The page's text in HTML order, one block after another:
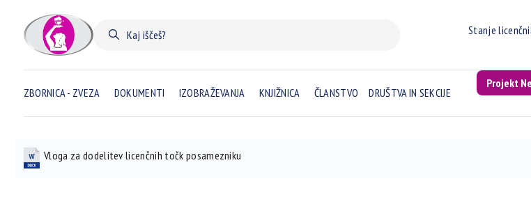
Stanje
ZBORNICA - ZVEZA DOKUMENTI IZOBRAŽEVANJA KNJIŽNICA ČLANSTVO DRUŠTVA IN SEKCIJE
Projekt
Vloga za dodelitev licenčnih točk posamezniku